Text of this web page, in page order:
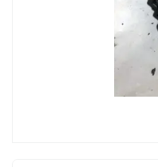
Prisijungti prie
Pagojo k., Uosių